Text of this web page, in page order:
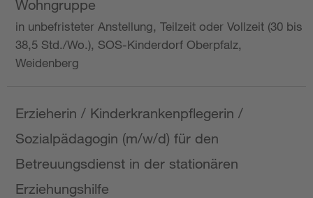
Wohngruppe
in unbefristeter Anstellung, Teilzeit oder Vollzeit (30 bis
38,5 Std./Wo.), SOS-Kinderdorf Oberpfalz,
Weidenberg
Erzieherin / Kinderkrankenpflegerin /
Sozialpädagogin (m/w/d) für den
Betreuungsdienst in der stationären
Erziehungshilfe